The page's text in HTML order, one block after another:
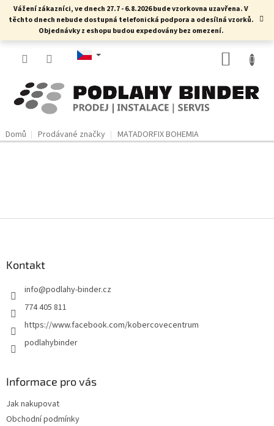
PřejítVážení zákazníci, ve dnech 27.7 - 6.8.2026 bude vzorkovna uzavřena. V
těchto dnech nebude dostupná telefonická podpora a odesílná vzorků.
Objednávky z eshopu budou expedovány bez omezení.
Domů Prodávané značky MATADORFIX BOHEMIA
Kontakt
info@podlahy-binder.cz
774 405 811
https://www.facebook.com/kobercovecentrum
podlahybinder
Informace pro vás
Jak nakupovat
Obchodní podmínky